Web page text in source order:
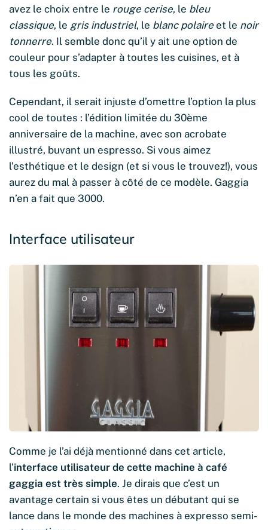
avez le choix entre le rouge cerise, le bleu
classique, le gris industriel, le blanc polaire et le noir
tonnerre. Il semble donc qu’il y ait une option de
couleur pour s’adapter à toutes les cuisines, et à
tous les goûts.
Cependant, il serait injuste d’omettre l’option la plus
cool de toutes : l’édition limitée du 30ème
anniversaire de la machine, avec son acrobate
illustré, buvant un espresso. Si vous aimez
l’esthétique et le design (et si vous le trouvez!), vous
aurez du mal à passer à côté de ce modèle. Gaggia
n’en a fait que 3000.
Interface utilisateur
Comme je l’ai déjà mentionné dans cet article,
l’interface utilisateur de cette machine à café
gaggia est très simple. Je dirais que c’est un
avantage certain si vous êtes un débutant qui se
lance dans le monde des machines à expresso semi-